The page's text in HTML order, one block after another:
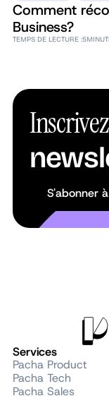
Comment
Business?
TEMPS DE LECTURE :5
S'abonner
Services
Pacha Product
Pacha Tech
Pacha Sales